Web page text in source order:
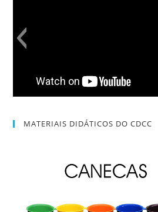
MATERIAIS DIDÁTICOS DO CDCC